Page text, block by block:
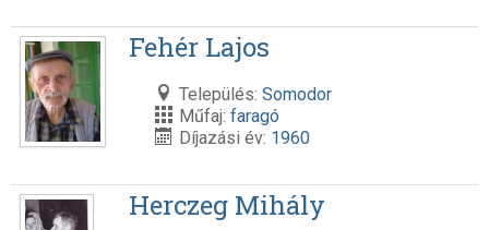
Fehér Lajos
Település: Somodor
Műfaj: faragó
Díjazási év: 1960
Herczeg Mihály